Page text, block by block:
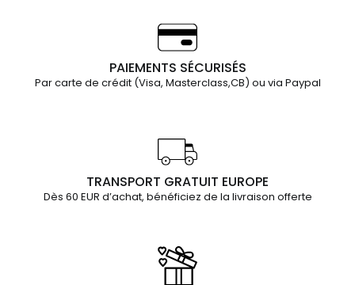
PAIEMENTS SÉCURISÉS
Par carte de crédit (Visa, Masterclass,CB) ou via Paypal
TRANSPORT GRATUIT EUROPE
Dès 60 EUR d’achat, bénéficiez de la livraison offerte